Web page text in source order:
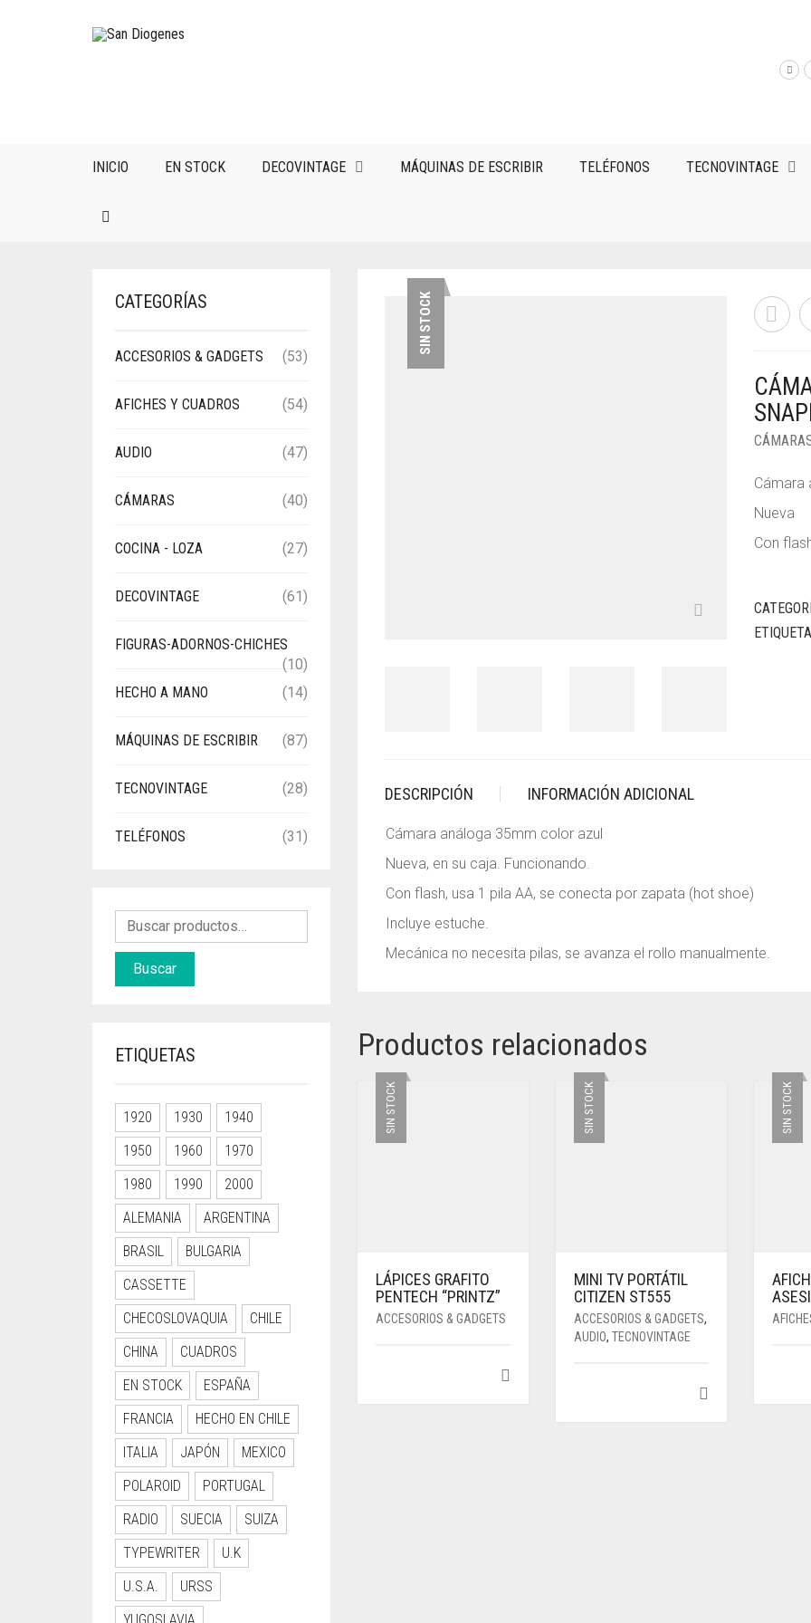
INICIO EN STOCK DECOVINTAGE MÁQUINAS DE ESCRIBIR TELÉFONOS TECNOVINTAGE
SIN STOCK
Cámara
Nueva
Con
DESCRIPCIÓN INFORMACIÓN ADICIONAL
Cámara análoga 35mm color azul
Nueva, en su caja. Funcionando.
Con flash, usa 1 pila AA, se conecta por zapata (hot shoe)
Incluye estuche.
Mecánica no necesita pilas, se avanza el rollo manualmente.
Productos relacionados
SIN STOCK
LÁPICES GRAFITO
PENTECH “PRINTZ”
ACCESORIOS & GADGETS
SIN STOCK
MINI TV PORTÁTIL
CITIZEN ST555
ACCESORIOS & GADGETS,
AUDIO, TECNOVINTAGE
SIN STOCK
CATEGORÍAS
ACCESORIOS & GADGETS (53)
AFICHES Y CUADROS (54)
AUDIO (47)
CÁMARAS (40)
COCINA - LOZA (27)
DECOVINTAGE (61)
FIGURAS-ADORNOS-CHICHES
(10)
HECHO A MANO
(14)
MÁQUINAS DE ESCRIBIR (87)
TECNOVINTAGE (28)
TELÉFONOS (31)
Buscar
ETIQUETAS
1920 1930
1940
1950
1960
1970
1980
1990
2000
ALEMANIA
ARGENTINA
BRASIL
BULGARIA
CASSETTE
CHECOSLOVAQUIA
CHILE
CHINA
CUADROS
EN STOCK
ESPAÑA
FRANCIA
HECHO EN CHILE
ITALIA
JAPÓN
MEXICO
POLAROID
PORTUGAL
RADIO
SUECIA
SUIZA
TYPEWRITER
U.K
U.S.A.
URSS